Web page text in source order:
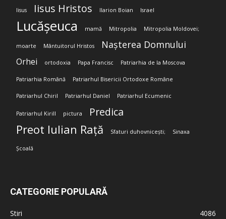
Iisus Iisus Hristos Ilarion Boian Israel
Lucășeuca mamă Mitropolia Mitropolia Moldovei;
moarte Mântuitorul Hristos Nașterea Domnului
Orhei ortodoxia Papa Francisc Patriarhia de la Moscova
Patriarhia Română Patriarhul Bisericii Ortodoxe Române
Patriarhul Chiril Patriarhul Daniel Patriarhul Ecumenic
Patriarhul Kirill pictura Predica
Preot Iulian Rață Sfaturi duhovnicești; Sinaxa
Școală
CATEGORIE POPULARĂ
Stiri
4086